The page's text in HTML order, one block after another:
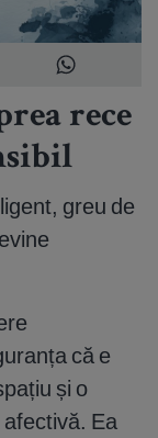
rece
greu de
că e
și o
Ea